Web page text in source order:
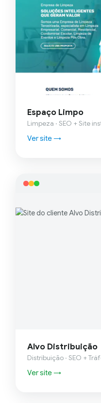
Espaço Limpo
Limpeza · SEO + Site
Ver site →
Alvo Distribuição
Distribuição · SEO +
Ver site →